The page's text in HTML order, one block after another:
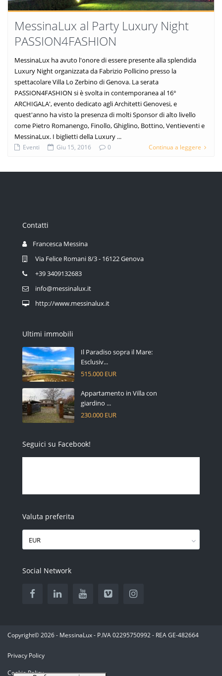
MessinaLux al Party Luxury Night
PASSION4FASHION
MessinaLux ha avuto l'onore di essere presente alla splendida
Luxury Night organizzata da Fabrizio Pollicino presso la
spettacolare Villa Lo Zerbino di Genova. La serata
PASSION4FASHION si è svolta in contemporanea al 16°
ARCHIGALA', evento dedicato agli Architetti Genovesi, e
quest'anno ha visto la presenza di molti Sponsor di alto livello
come Pietro Romanengo, Finollo, Ghiglino, Bottino, Ventieventi e
MessinaLux. I biglietti della Luxury ...
Eventi Giu 15, 2016 0 Continua a leggere
Contatti
Francesca Messina
Via Felice Romani 8/3 - 16122 Genova
+39 3409132683
info@messinalux.it
http://www.messinalux.it
Ultimi immobili
Il Paradiso sopra il Mare:
Esclusiv...
515.000 EUR
Appartamento in Villa con
giardino ...
230.000 EUR
Seguici su Facebook!
Valuta preferita
EUR
Social Network
Copyright© 2026 - MessinaLux - P.IVA 02295750992 - REA GE-482664
Privacy Policy
Cookie Policy